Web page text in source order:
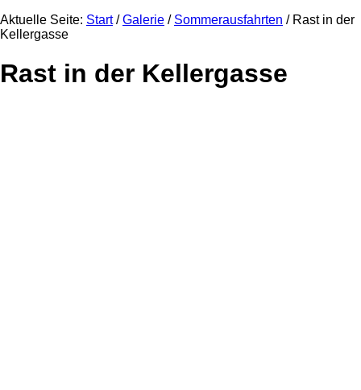
Aktuelle Seite: Start / Galerie / Sommerausfahrten /Rast in der
Kellergasse
Rast in der Kellergasse